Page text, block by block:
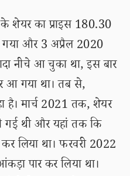
के शेयर का प्राइस 180.30
गया और 3 अप्रैल 2020
नीचे आ चुका था, इस बार
आ गया था। तब से,
है। मार्च 2021 तक, शेयर
गई थी और यहां तक कि
लिया था। फरवरी 2022
पार कर लिया था।